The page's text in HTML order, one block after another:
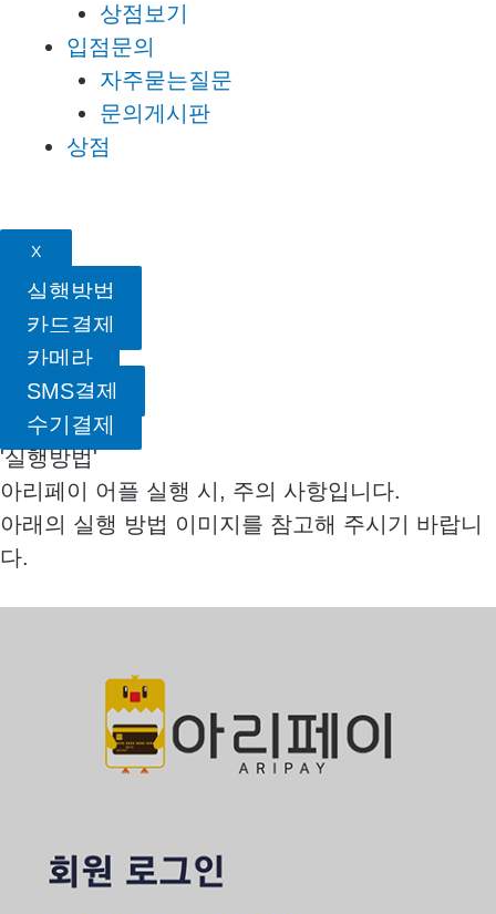
상점보기
입점문의
자주묻는질문
문의게시판
상점
X
실행방법
카드결제
카메라
SMS결제
수기결제
'실행방법'
아리페이 어플 실행 시, 주의 사항입니다.
아래의 실행 방법 이미지를 참고해 주시기 바랍니
다.